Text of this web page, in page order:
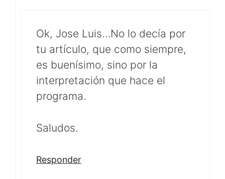
Ok, Jose Luis…No lo decía por
tu artículo, que como siempre,
es buenísimo, sino por la
interpretación que hace el
programa.
Saludos.
Responder